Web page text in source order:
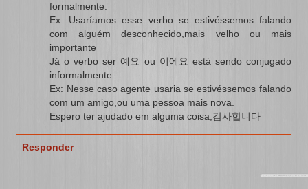
formalmente.
Ex: Usaríamos esse verbo se estivéssemos falando
com alguém desconhecido,mais velho ou mais
importante
Já o verbo ser 예요 ou 이에요 está sendo conjugado
informalmente.
Ex: Nesse caso agente usaria se estivéssemos falando
com um amigo,ou uma pessoa mais nova.
Espero ter ajudado em alguma coisa,감사합니다
Responder